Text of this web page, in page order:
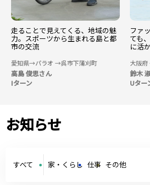
走ることで見えてくる、地域の魅
力。スポーツから生まれる島と都
市の交流
愛知県→パラオ →呉市下蒲刈町
高島 俊思さん
Iターン
ファ
ても
に活
大阪
鈴木
Uター
お知らせ
すべて 家・くらし 仕事 その他